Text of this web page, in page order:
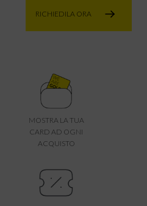
RICHIEDILA ORA
MOSTRA LA TUA
CARD AD OGNI
ACQUISTO